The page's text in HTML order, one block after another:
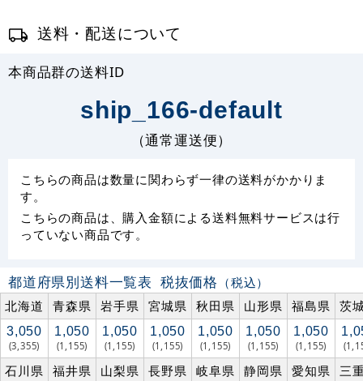
送料・配送について
本商品群の送料ID
ship_166-default
（通常運送便）
こちらの商品は数量に関わらず一律の送料がかかりま
す。
こちらの商品は、購入金額による送料無料サービスは行
っていない商品です。
都道府県別送料一覧表 税抜価格 （税込）
北海道
青森県 岩手県 宮城県 秋田県 山形県 福島県 茨
3,050
(3,355)
1,050
(1,155)
1,050
(1,155)
1,050
(1,155)
1,050
(1,155)
1,050
(1,155)
1,050
(1,155)
石川県 福井県 山梨県 長野県 岐阜県 静岡県 愛知県 三